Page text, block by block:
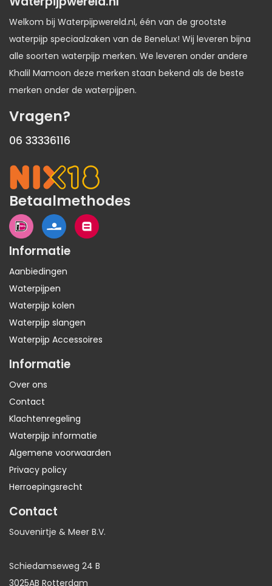
Welkom bij Waterpijpwereld.nl, één van de grootste
waterpijp speciaalzaken van de Benelux! Wij leveren bijna
alle soorten waterpijp merken. We leveren onder andere
Khalil Mamoon deze merken staan bekend als de beste
merken onder de waterpijpen.
Vragen?
06 33336116
Betaalmethodes
Informatie
Aanbiedingen
Waterpijpen
Waterpijp kolen
Waterpijp slangen
Waterpijp Accessoires
Informatie
Over ons
Contact
Klachtenregeling
Waterpijp informatie
Algemene voorwaarden
Privacy policy
Herroepingsrecht
Contact
Souvenirtje & Meer B.V.
Schiedamseweg 24 B
3025AB Rotterdam